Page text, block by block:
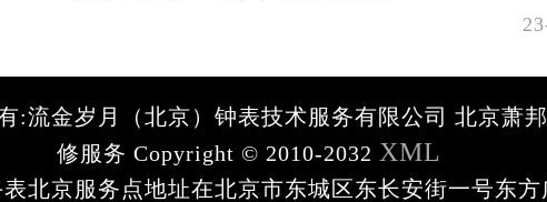
:流金岁月（北京）钟表技术服务有限公司 北京萧
修服务 Copyright © 2010-2032 XML
北京服务点地址在北京市东城区东长安街一号东方